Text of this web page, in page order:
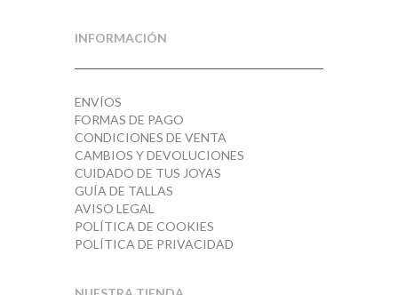
INFORMACIÓN
ENVÍOS
FORMAS DE PAGO
CONDICIONES DE VENTA
CAMBIOS Y DEVOLUCIONES
CUIDADO DE TUS JOYAS
GUÍA DE TALLAS
AVISO LEGAL
POLÍTICA DE COOKIES
POLÍTICA DE PRIVACIDAD